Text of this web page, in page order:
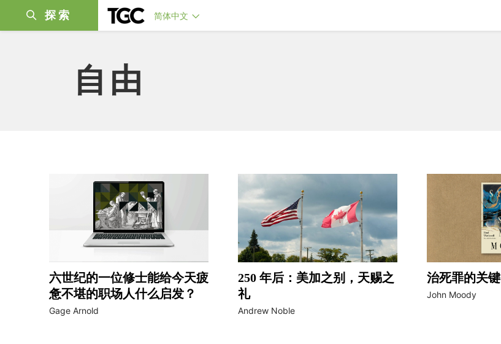
探索 简体中文
自由
六世纪的一位修士能给今天疲
惫不堪的职场人什么启发？
Gage Arnold
250 年后：美加之别，天赐之
礼
Andrew Noble
治死罪的关键
John Moody